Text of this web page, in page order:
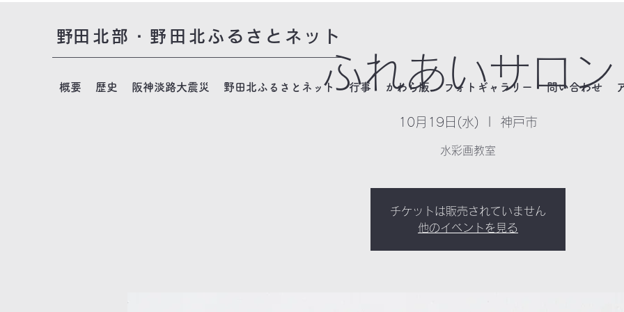
​野田北部・野田北ふるさとネット
概要 歴史 阪神淡路大震災 野田北ふるさとネット 行事 かわら版 フォトギャラリー 問い合わせ
ふれあいサロン
10月19日(水) 神戸市
水彩画教室
チケットは販売されていません
他のイベントを見る